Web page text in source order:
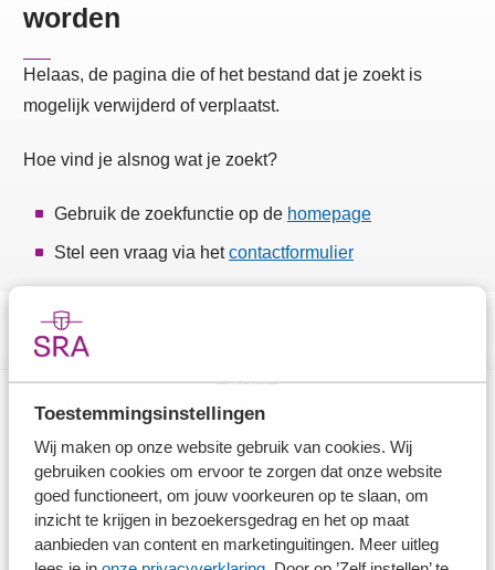
Toestemmingsinstellingen
Wij maken op onze website gebruik van cookies. Wij
gebruiken cookies om ervoor te zorgen dat onze website
goed functioneert, om jouw voorkeuren op te slaan, om
inzicht te krijgen in bezoekersgedrag en het op maat
aanbieden van content en marketinguitingen. Meer uitleg
worden
Helaas, de pagina die of het bestand dat je zoekt is
mogelijk verwijderd of verplaatst.
Hoe vind je alsnog wat je zoekt?
Gebruik de zoekfunctie op de homepage
Stel een vraag via hetcontactformulier
Stel je vaktechnische vraag
Branche in Zicht
Dossiers